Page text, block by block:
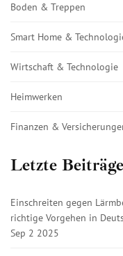
Boden & Treppen
Smart Home &
Wirtschaft & Technologie
Heimwerken
Finanzen &
Letzte Beiträge
Einschreiten gegen
richtige Vorgehen in
Sep 2 2025